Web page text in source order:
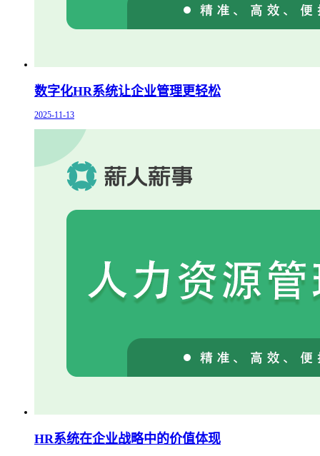
数字化HR系统让企业管理更轻松
2025-11-13
HR系统在企业战略中的价值体现